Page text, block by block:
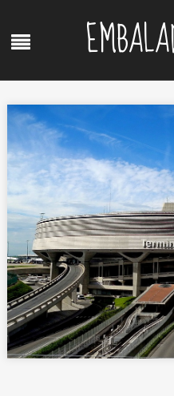
contentMenu